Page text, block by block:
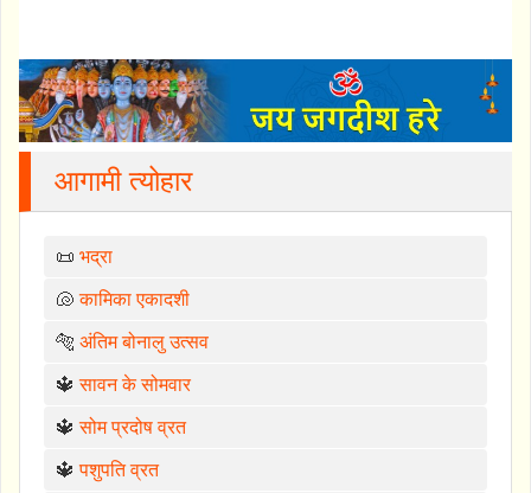
आगामी त्योहार
📜 भद्रा
🐚कामिका एकादशी
🐅 अंतिम बोनालु उत्सव
🔱सावन के सोमवार
🔱सोम प्रदोष व्रत
🔱पशुपति व्रत